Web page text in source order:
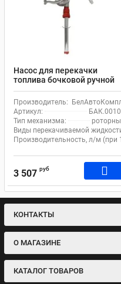
Насос для перекачки
топлива бочковой ручной
Титан БелАк
Производитель:
Артикул:
Тип механизма:
Виды перекачиваемой
Производительность, л/м (при
3 507 руб
КОНТАКТЫ
О МАГАЗИНЕ
КАТАЛОГ ТОВАРОВ